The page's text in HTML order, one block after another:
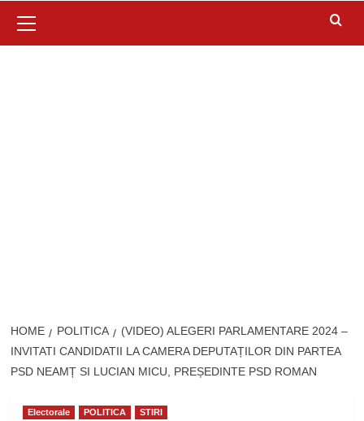
Menu
HOME POLITICA
(VIDEO) ALEGERI PARLAMENTARE 2024 –
INVITATI CANDIDATII LA CAMERA DEPUTAȚILOR DIN PARTEA
PSD NEAMȚ SI LUCIAN MICU, PREȘEDINTE PSD ROMAN
Electorale POLITICA STIRI